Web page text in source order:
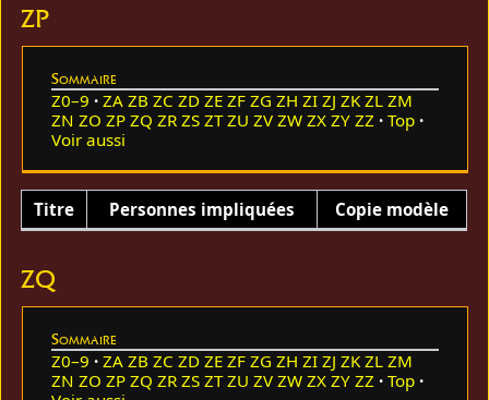
ZP
Sommaire
Z0–9 ZA ZB ZC ZD ZE ZF ZG ZH ZI ZJ ZK ZL ZM
ZN ZO ZP ZQ ZR ZS ZT ZU ZV ZW ZX ZY ZZ
Top
Voir aussi
Titre Personnes impliquées Copie modèle
ZQ
Sommaire
Z0–9 ZA ZB ZC ZD ZE ZF ZG ZH ZI ZJ ZK ZL ZM
ZN ZO ZP ZQ ZR ZS ZT ZU ZV ZW ZX ZY ZZ
Top